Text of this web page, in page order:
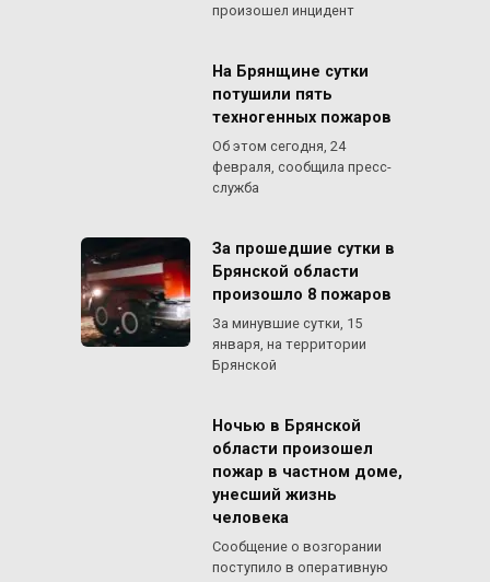
произошел инцидент
На Брянщине сутки
потушили пять
техногенных пожаров
Об этом сегодня, 24
февраля, сообщила пресс-
служба
За прошедшие сутки в
Брянской области
произошло 8 пожаров
За минувшие сутки, 15
января, на территории
Брянской
Ночью в Брянской
области произошел
пожар в частном доме,
унесший жизнь
человека
Сообщение о возгорании
поступило в оперативную